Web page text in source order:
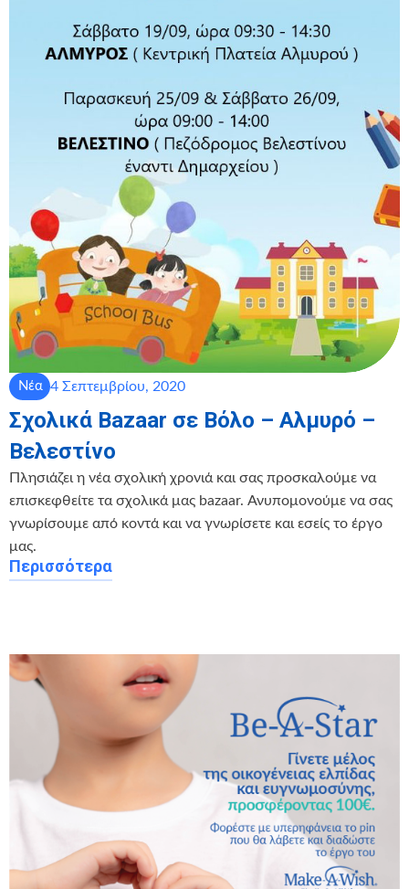
Νέα 4 Σεπτεμβρίου, 2020
Σχολικά Bazaar σε Βόλο – Αλμυρό –
Βελεστίνο
Πλησιάζει η νέα σχολική χρονιά και σας προσκαλούμε να
επισκεφθείτε τα σχολικά μας bazaar. Ανυπομονούμε να σας
γνωρίσουμε από κοντά και να γνωρίσετε και εσείς το έργο
μας.
Περισσότερα